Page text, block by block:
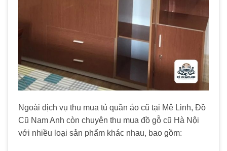
Ngoài dịch vụ thu mua tủ quần áo cũ tại Mê Linh, Đồ
Cũ Nam Anh còn chuyên thu mua đồ gỗ cũ Hà Nội
với nhiều loại sản phẩm khác nhau, bao gồm: